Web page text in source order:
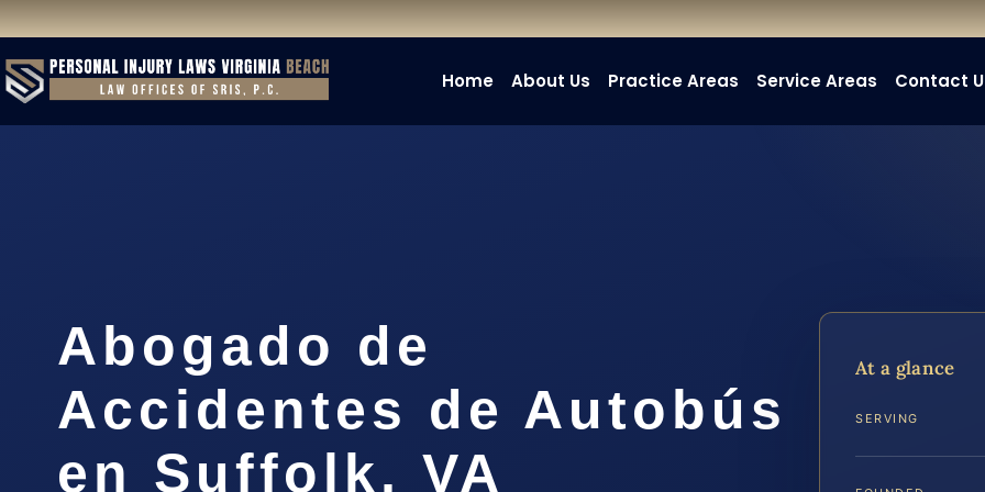
Home About Us Practice Areas Service Areas Contact
Abogado de
Accidentes de Autobús
en Suffolk, VA
At a glance
SERVING